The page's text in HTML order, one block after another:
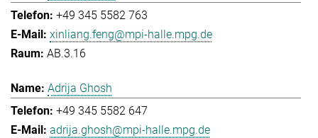
+49 345 5582 763
xinliang.feng@mpi-halle.mpg.de
AB.3.16
Adrija Ghosh
+49 345 5582 647
adrija.ghosh@mpi-halle.mpg.de